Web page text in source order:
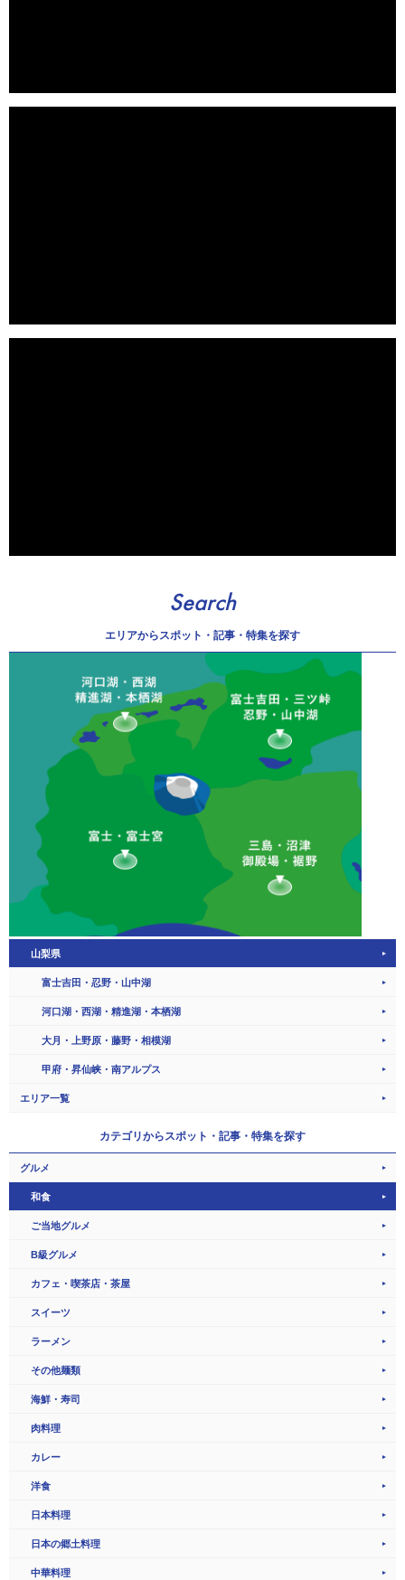
Search
エリアからスポット・記事・特集を探す
山梨県
富士吉田・忍野・山中湖
河口湖・西湖・精進湖・本栖湖
大月・上野原・藤野・相模湖
甲府・昇仙峡・南アルプス
エリア一覧
カテゴリからスポット・記事・特集を探す
グルメ
和食
ご当地グルメ
B級グルメ
カフェ・喫茶店・茶屋
スイーツ
ラーメン
その他麺類
海鮮・寿司
肉料理
カレー
洋食
日本料理
日本の郷土料理
中華料理